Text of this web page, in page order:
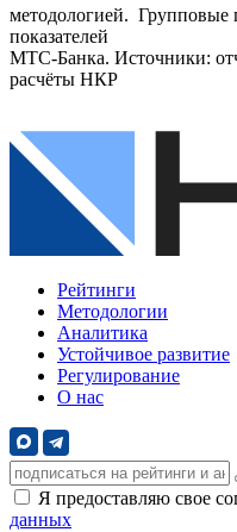
методологией. Групповые
показателей
МТС-Банка. Источники:
расчёты НКР
Рейтинги
Методологии
Аналитика
Устойчивое развитие
Регулирование
О нас
Я предоставляю свое
данных